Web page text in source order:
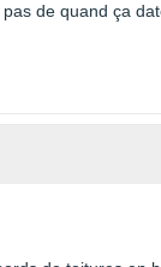
de quand ça